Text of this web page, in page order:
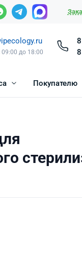
09:00 до 18:00
Покупателю